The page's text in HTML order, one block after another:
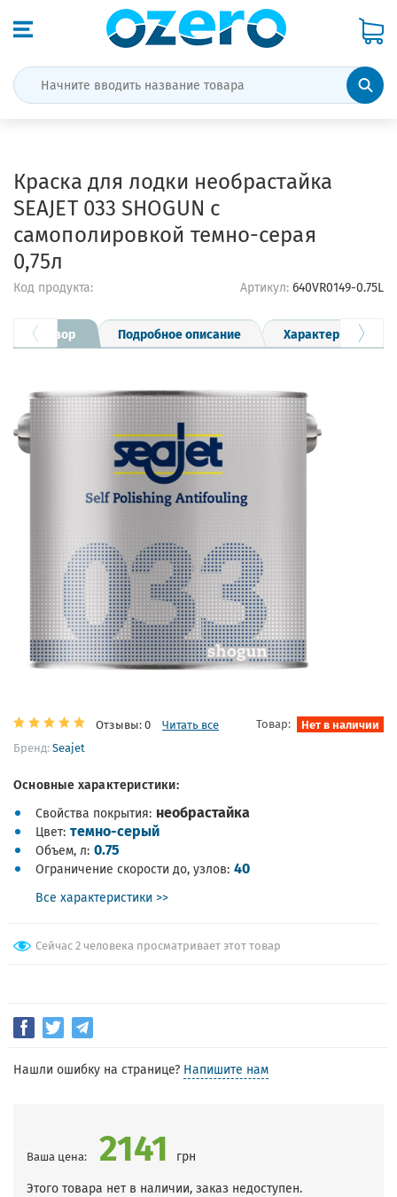
Краска для лодки необрастайка
SEAJET 033 SHOGUN с
самополировкой темно-серая
0,75л
Код продукта: Артикул: 640VR0149-0.75L
Обзор Подробное описание Характеристики
Отзывы: 0 Читать все Товар: Нет в наличии
Бренд:Seajet
Основные характеристики:
Свойства покрытия необрастайка
Цвет темно-серый
Объем, л 0.75
Ограничение скорости до, узлов 40
Все характеристики >>
Сейчас 2 человека просматривает этот товар
Нашли ошибку на странице? Напишите нам
Ваша цена: 2141
грн
Этого товара нет в наличии, заказ недоступен.